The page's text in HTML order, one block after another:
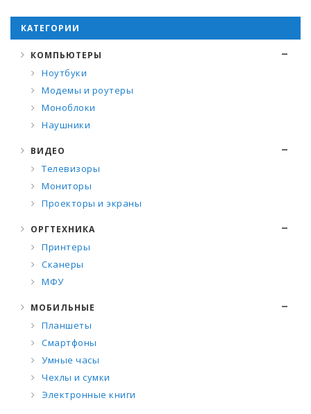
КАТЕГОРИИ
КОМПЬЮТЕРЫ
Ноутбуки
Модемы и роутеры
Моноблоки
Наушники
ВИДЕО
Телевизоры
Мониторы
Проекторы и экраны
ОРГТЕХНИКА
Принтеры
Сканеры
МФУ
МОБИЛЬНЫЕ
Планшеты
Смартфоны
Умные часы
Чехлы и сумки
Электронные книги